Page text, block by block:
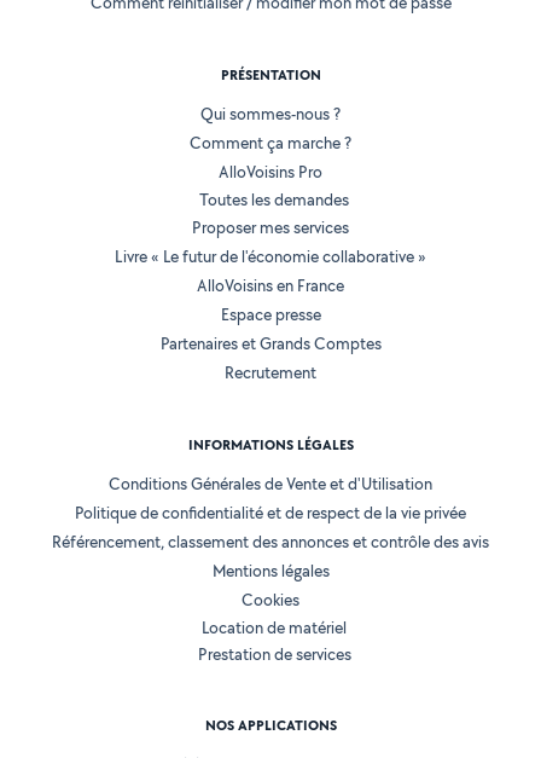
PRÉSENTATION
Qui sommes-nous ?
Comment ça marche ?
AlloVoisins Pro
Toutes les demandes
Proposer mes services
Livre « Le futur de l'économie collaborative »
AlloVoisins en France
Espace presse
Partenaires et Grands Comptes
Recrutement
INFORMATIONS LÉGALES
Conditions Générales de Vente et d'Utilisation
Politique de confidentialité et de respect de la vie privée
Référencement, classement des annonces et contrôle des avis
Mentions légales
Cookies
Location de matériel
Prestation de services
NOS APPLICATIONS